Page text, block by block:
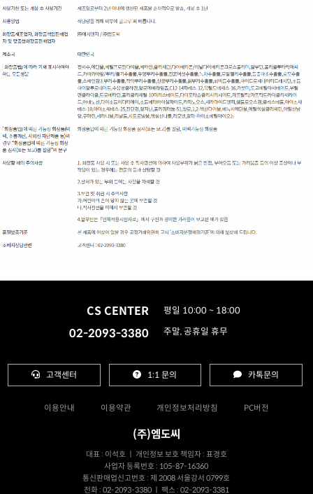
CS CENTER
02-2093-3380
평일 10:00 ~ 18:00
주말, 공휴일 휴무
고객센터 1:1 문의 카톡문의
이용안내 이용약관 개인정보처리방침 PC버전
(주)엠도씨
대표 : 이석호 ㅣ 개인정보 보호 책임자 : 표경호
사업자 등록번호 : 105-87-16360
통신판매업신고번호 : 제 2008 서울강서 0799호
전화 : 02-2093-3380 ㅣ 팩스 : 02-2093-3381